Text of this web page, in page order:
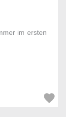
im ersten